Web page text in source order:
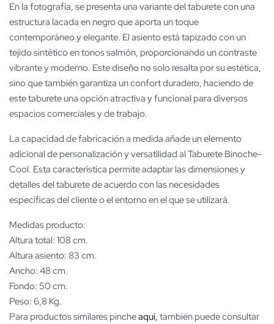
En la fotografía, se presenta una variante del taburete con una
estructura lacada en negro que aporta un toque
contemporáneo y elegante. El asiento está tapizado con un
tejido sintético en tonos salmón, proporcionando un contraste
vibrante y moderno. Este diseño no solo resalta por su estética,
sino que también garantiza un confort duradero, haciendo de
este taburete una opción atractiva y funcional para diversos
espacios comerciales y de trabajo.
La capacidad de fabricación a medida añade un elemento
adicional de personalización y versatilidad al Taburete Binoche-
Cool. Esta característica permite adaptar las dimensiones y
detalles del taburete de acuerdo con las necesidades
específicas del cliente o el entorno en el que se utilizará.
Medidas producto:
Altura total: 108 cm.
Altura asiento: 83 cm.
Ancho: 48 cm.
Fondo: 50 cm.
Peso: 6,8 Kg.
Para productos similares pincheaquí, también puede consultar